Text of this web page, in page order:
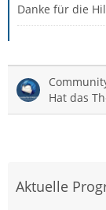
Danke für die
Hat das
Aktuelle